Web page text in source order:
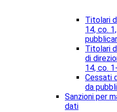
Titolari
14, co.
Titolari
di
14, co.
Cessati
da
Sanzioni per
dati